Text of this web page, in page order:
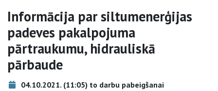
Informācija par siltumenerģijas
padeves pakalpojuma
pārtraukumu, hidrauliskā
pārbaude
04.10.2021. (11:05) to darbu pabeigšanai